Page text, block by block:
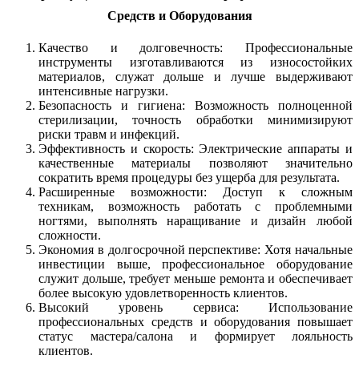
Средств и Оборудования
Качество и долговечность: Профессиональные
инструменты изготавливаются из износостойких
материалов, служат дольше и лучше выдерживают
интенсивные нагрузки.
Безопасность и гигиена: Возможность полноценной
стерилизации, точность обработки минимизируют
риски травм и инфекций.
Эффективность и скорость: Электрические аппараты и
качественные материалы позволяют значительно
сократить время процедуры без ущерба для результата.
Расширенные возможности: Доступ к сложным
техникам, возможность работать с проблемными
ногтями, выполнять наращивание и дизайн любой
сложности.
Экономия в долгосрочной перспективе: Хотя начальные
инвестиции выше, профессиональное оборудование
служит дольше, требует меньше ремонта и обеспечивает
более высокую удовлетворенность клиентов.
Высокий уровень сервиса: Использование
профессиональных средств и оборудования повышает
статус мастера/салона и формирует лояльность
клиентов.